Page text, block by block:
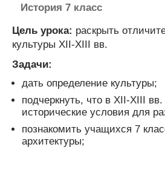
История 7 класс
Цель урока: раскрыть
культуры XII-XIII вв.
Задачи:
дать определение культуры;
подчеркнуть, что в XII-XIII
исторические условия для
познакомить учащихся 7
архитектуры;